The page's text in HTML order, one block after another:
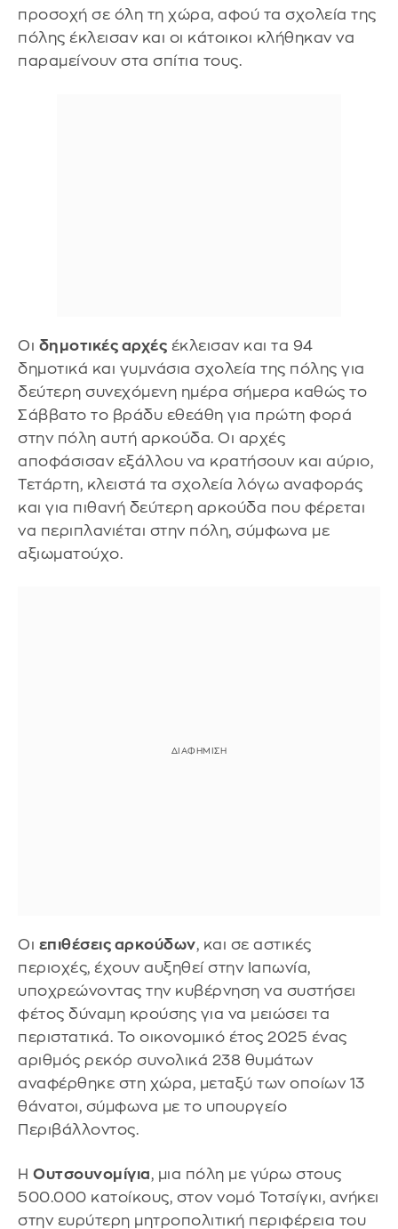
προσοχή σε όλη τη χώρα, αφού τα σχολεία της
πόλης έκλεισαν και οι κάτοικοι κλήθηκαν να
παραμείνουν στα σπίτια τους.
Οι δημοτικές αρχές έκλεισαν και τα 94
δημοτικά και γυμνάσια σχολεία της πόλης για
δεύτερη συνεχόμενη ημέρα σήμερα καθώς το
Σάββατο το βράδυ εθεάθη για πρώτη φορά
στην πόλη αυτή αρκούδα. Οι αρχές
αποφάσισαν εξάλλου να κρατήσουν και αύριο,
Τετάρτη, κλειστά τα σχολεία λόγω αναφοράς
και για πιθανή δεύτερη αρκούδα που φέρεται
να περιπλανιέται στην πόλη, σύμφωνα με
αξιωματούχο.
Οι επιθέσεις αρκούδων, και σε αστικές
περιοχές, έχουν αυξηθεί στην Ιαπωνία,
υποχρεώνοντας την κυβέρνηση να συστήσει
φέτος δύναμη κρούσης για να μειώσει τα
περιστατικά. Το οικονομικό έτος 2025 ένας
αριθμός ρεκόρ συνολικά 238 θυμάτων
αναφέρθηκε στη χώρα, μεταξύ των οποίων 13
θάνατοι, σύμφωνα με το υπουργείο
Περιβάλλοντος.
Η Ουτσουνομίγια, μια πόλη με γύρω στους
500.000 κατοίκους, στον νομό Τοτσίγκι, ανήκει
στην ευρύτερη μητροπολιτική περιφέρεια του